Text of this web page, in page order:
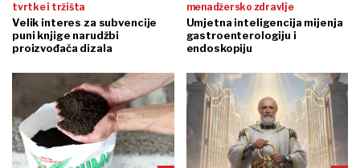
tvrtke i tržišta
Velik interes za subvencije
puni knjige narudžbi
proizvođača dizala
menadžersko zdravlje
Umjetna inteligencija mijenja
gastroenterologiju i
endoskopiju